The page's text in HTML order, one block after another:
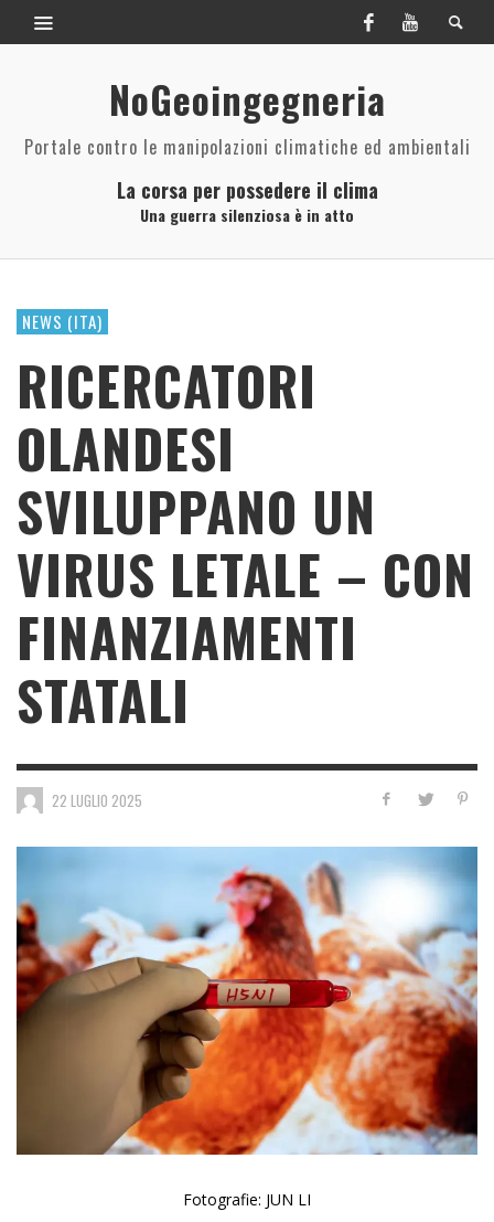
NoGeoingegneria
Portale contro le manipolazioni climatiche ed ambientali
La corsa per possedere il clima
Una guerra silenziosa è in atto
NEWS (ITA)
RICERCATORI
OLANDESI
SVILUPPANO UN
VIRUS LETALE – CON
FINANZIAMENTI
STATALI
22 LUGLIO 2025
Fotografie: JUN LI